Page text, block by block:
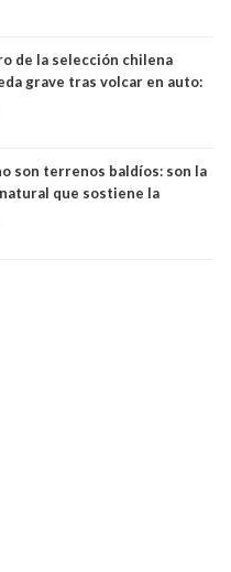
de la selección chilena
grave tras volcar en auto:
son terrenos baldíos: son la
que sostiene la